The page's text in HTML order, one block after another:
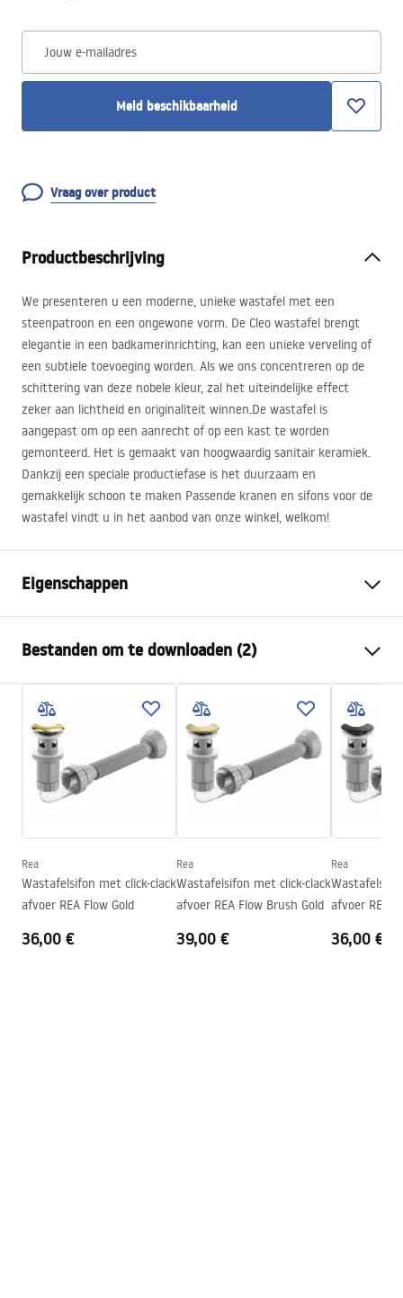
Jouw e-mailadres
Meld beschikbaarheid
Vraag over product
Productbeschrijving
We presenteren u een moderne, unieke wastafel met een
steenpatroon en een ongewone vorm. De Cleo wastafel brengt
elegantie in een badkamerinrichting, kan een unieke verveling of
een subtiele toevoeging worden. Als we ons concentreren op de
schittering van deze nobele kleur, zal het uiteindelijke effect
zeker aan lichtheid en originaliteit winnen.De wastafel is
aangepast om op een aanrecht of op een kast te worden
gemonteerd. Het is gemaakt van hoogwaardig sanitair keramiek.
Dankzij een speciale productiefase is het duurzaam en
gemakkelijk schoon te maken Passende kranen en sifons voor de
wastafel vindt u in het aanbod van onze winkel, welkom!
Eigenschappen
Materiaal
Sanitair keramiek
Kleur
Steenlook
Afwerking
Glanzend
Lengte
355
Breedte
355mm
Hoogte
135
Vorm
Kraangat
Nee
Bestanden om te downloaden (2)
Montagehandleiding
Garantievoorwaarden
Rea
Wastafelsifon met click-clack
afvoer REA Flow Gold
36,00 €
Rea
Wastafelsifon met click-clack
afvoer REA Flow Brush Gold
39,00 €
Rea
afvoer REA
36,00 €